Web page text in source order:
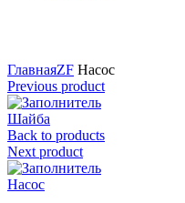
ГлавнаяZF Насос
Previous product
Шайба
Back to products
Next product
Насос